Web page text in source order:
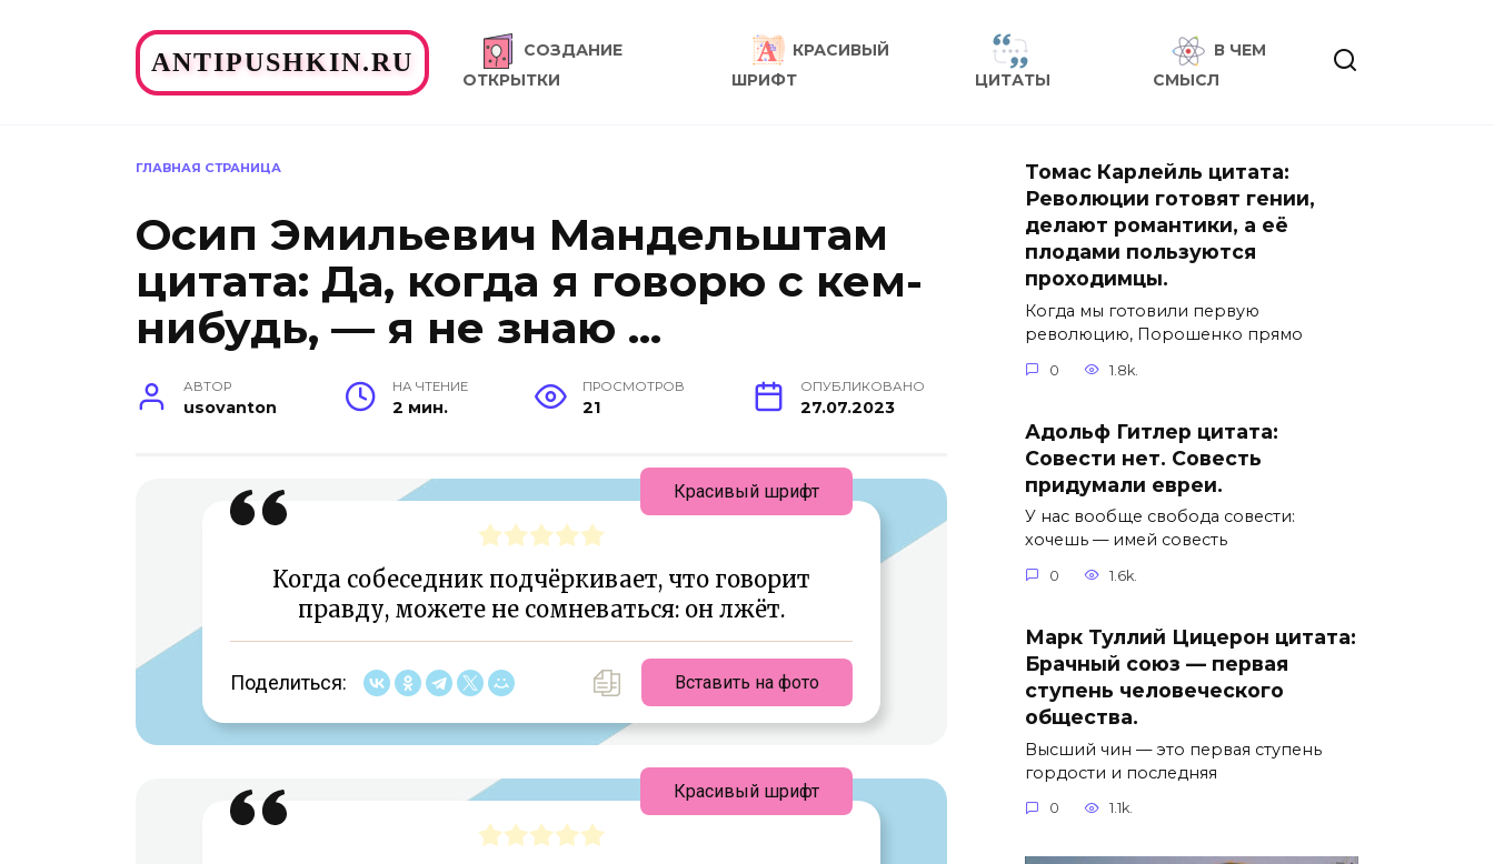
ANTIPUSHKIN.RU
СОЗДАНИЕ
ОТКРЫТКИ
КРАСИВЫЙ
ШРИФТ
ЦИТАТЫ
В ЧЕМ
СМЫСЛ
ГЛАВНАЯ СТРАНИЦА
Осип Эмильевич Мандельштам
цитата: Да, когда я говорю с кем-
нибудь, — я не знаю …
АВТОР
usovanton
НА ЧТЕНИЕ
2 мин.
ПРОСМОТРОВ
21
ОПУБЛИКОВАНО
27.07.2023
Когда собеседник подчёркивает, что говорит
правду, можете не сомневаться: он лжёт.
Поделиться: Вставить на фото
Красивый шрифт
Красивый шрифт
Томас Карлейль цитата:
Революции готовят гении,
делают романтики, а её
плодами пользуются
проходимцы.
Когда мы готовили первую
революцию, Порошенко прямо
0 1.8k.
Адольф Гитлер цитата:
Совести нет. Совесть
придумали евреи.
У нас вообще свобода совести:
хочешь — имей совесть
0 1.6k.
Марк Туллий Цицерон цитата:
Брачный союз — первая
ступень человеческого
общества.
Высший чин — это первая ступень
гордости и последняя
0 1.1k.